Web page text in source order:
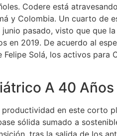
Codere está
y Colombia. Un cuarto de
pasado, visto que que
en 2019. De acuerdo al
Solá, los activos para
A 40 Años
en este corto
sólida sumado a